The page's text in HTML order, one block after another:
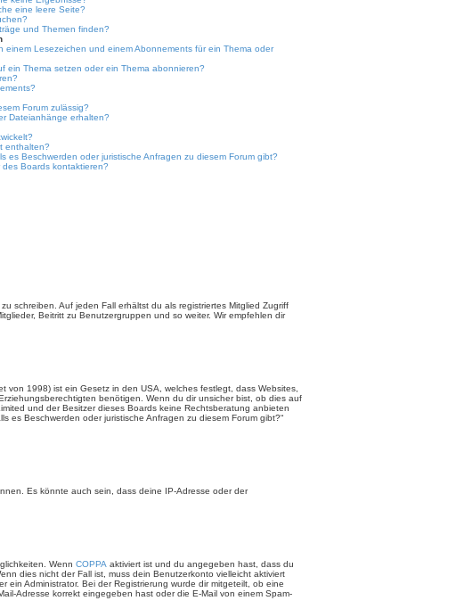
eine leere Seite?
und Themen finden?
einem Lesezeichen und einem Abonnements für ein Thema oder
ein Thema setzen oder ein Thema abonnieren?
Forum zulässig?
Dateianhänge erhalten?
enthalten?
es Beschwerden oder juristische Anfragen zu diesem Forum gibt?
Boards kontaktieren?
schreiben. Auf jeden Fall erhältst du als registriertes Mitglied Zugriff
Beitritt zu Benutzergruppen und so weiter. Wir empfehlen dir
von 1998) ist ein Gesetz in den USA, welches festlegt, dass Websites,
benötigen. Wenn du dir unsicher bist, ob dies auf
und der Besitzer dieses Boards keine Rechtsberatung anbieten
es Beschwerden oder juristische Anfragen zu diesem Forum gibt?“
Es könnte auch sein, dass deine IP-Adresse oder der
Wenn COPPA aktiviert ist und du angegeben hast, dass du
dies nicht der Fall ist, muss dein Benutzerkonto vielleicht aktiviert
Administrator. Bei der Registrierung wurde dir mitgeteilt, ob eine
Adresse korrekt eingegeben hast oder die E-Mail von einem Spam-